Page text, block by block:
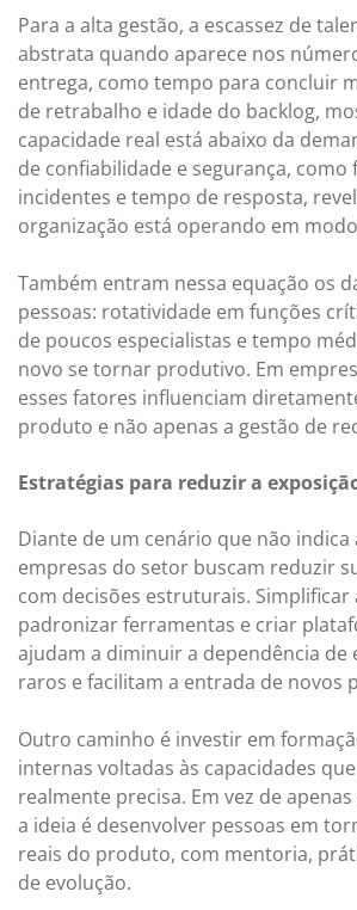
Para a alta gestão, a escassez de
abstrata quando aparece nos
entrega, como tempo para concluir
de retrabalho e idade do backlog,
capacidade real está abaixo da
de confiabilidade e segurança, como
incidentes e tempo de resposta,
organização está operando em
Também entram nessa equação os
pessoas: rotatividade em funções
de poucos especialistas e tempo
novo se tornar produtivo. Em
esses fatores influenciam
produto e não apenas a gestão de
Estratégias para reduzir a
Diante de um cenário que não indica
empresas do setor buscam reduzir
com decisões estruturais.
padronizar ferramentas e criar
ajudam a diminuir a dependência de
raros e facilitam a entrada de novos
Outro caminho é investir em
internas voltadas às capacidades
realmente precisa. Em vez de
a ideia é desenvolver pessoas em
reais do produto, com mentoria,
de evolução.